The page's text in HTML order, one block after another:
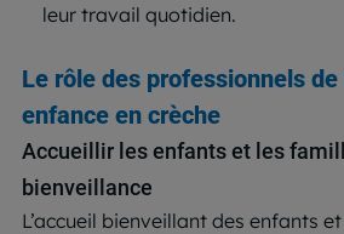
leur travail quotidien.
Le rôle des professionnels
enfance en crèche
Accueillir les enfants et les
bienveillance
L’accueil bienveillant des enfants